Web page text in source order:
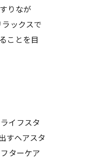
りなが
ックスで
ことを目
イフスタ
すヘアスタ
ターケア